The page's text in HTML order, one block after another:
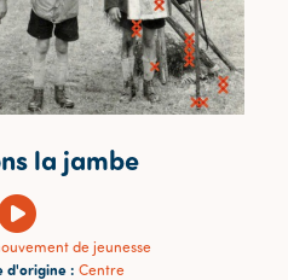
la jambe
de jeunesse
d'origine : Centre